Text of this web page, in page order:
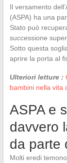
Il versamento
(ASPA) ha una
Stato può
successione
Sotto questa
aprire la porta al
Ulteriori letture :
bambini nella vita
ASPA e
davvero
da parte
Molti eredi